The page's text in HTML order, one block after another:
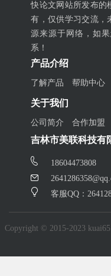
快论文网站所发布的
有，仅供学习交流，
源来源于网络，如
系！
产品介绍
了解产品 帮助中心
关于我们
公司简介 合作加盟
吉林市美联科技有
18604473808
客服QQ：
Copyright © 2015-2023